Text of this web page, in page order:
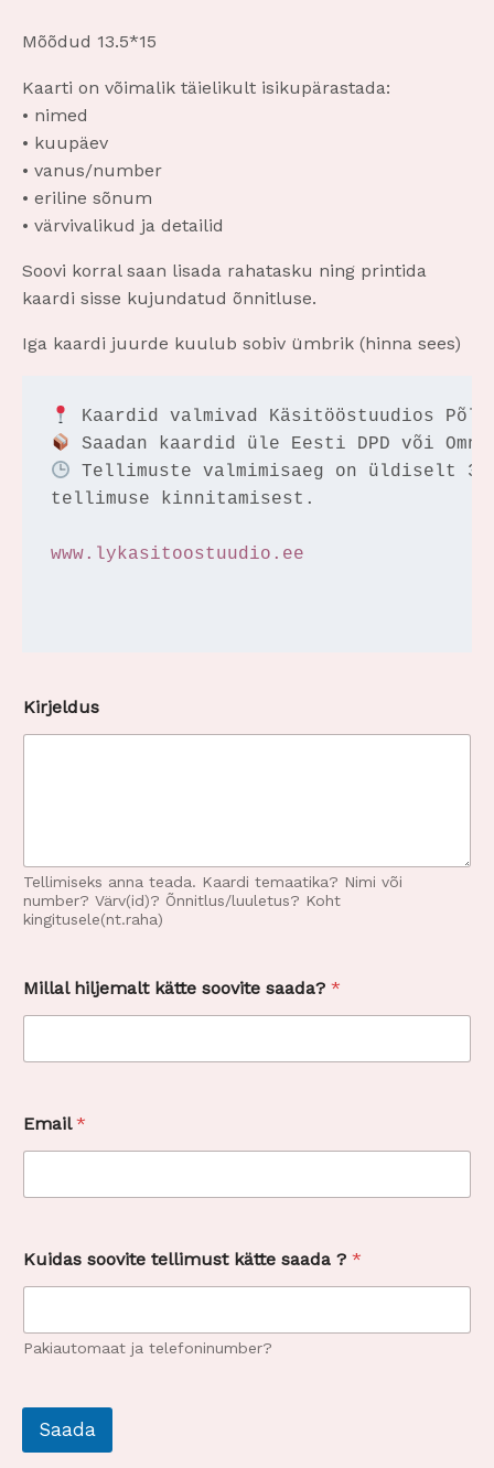
Mõõdud 13.5*15
Kaarti on võimalik täielikult isikupärastada:
• nimed
• kuupäev
• vanus/number
• eriline sõnum
• värvivalikud ja detailid
Soovi korral saan lisada rahatasku ning printida
kaardi sisse kujundatud õnnitluse.
Iga kaardi juurde kuulub sobiv ümbrik (hinna sees)
Tellimuste valmimisaeg on üldiselt
tellimuse kinnitamisest.
www.lykasitoostuudio.ee
Kirjeldus
Tellimiseks anna teada. Kaardi temaatika? Nimi või
number? Värv(id)? Õnnitlus/luuletus? Koht
kingitusele(nt.raha)
Millal hiljemalt kätte soovite saada? *
o
o
i
t
l
i
m
Email*
Kuidas soovite tellimust kätte saada ? *
Pakiautomaat ja telefoninumber?
Saada